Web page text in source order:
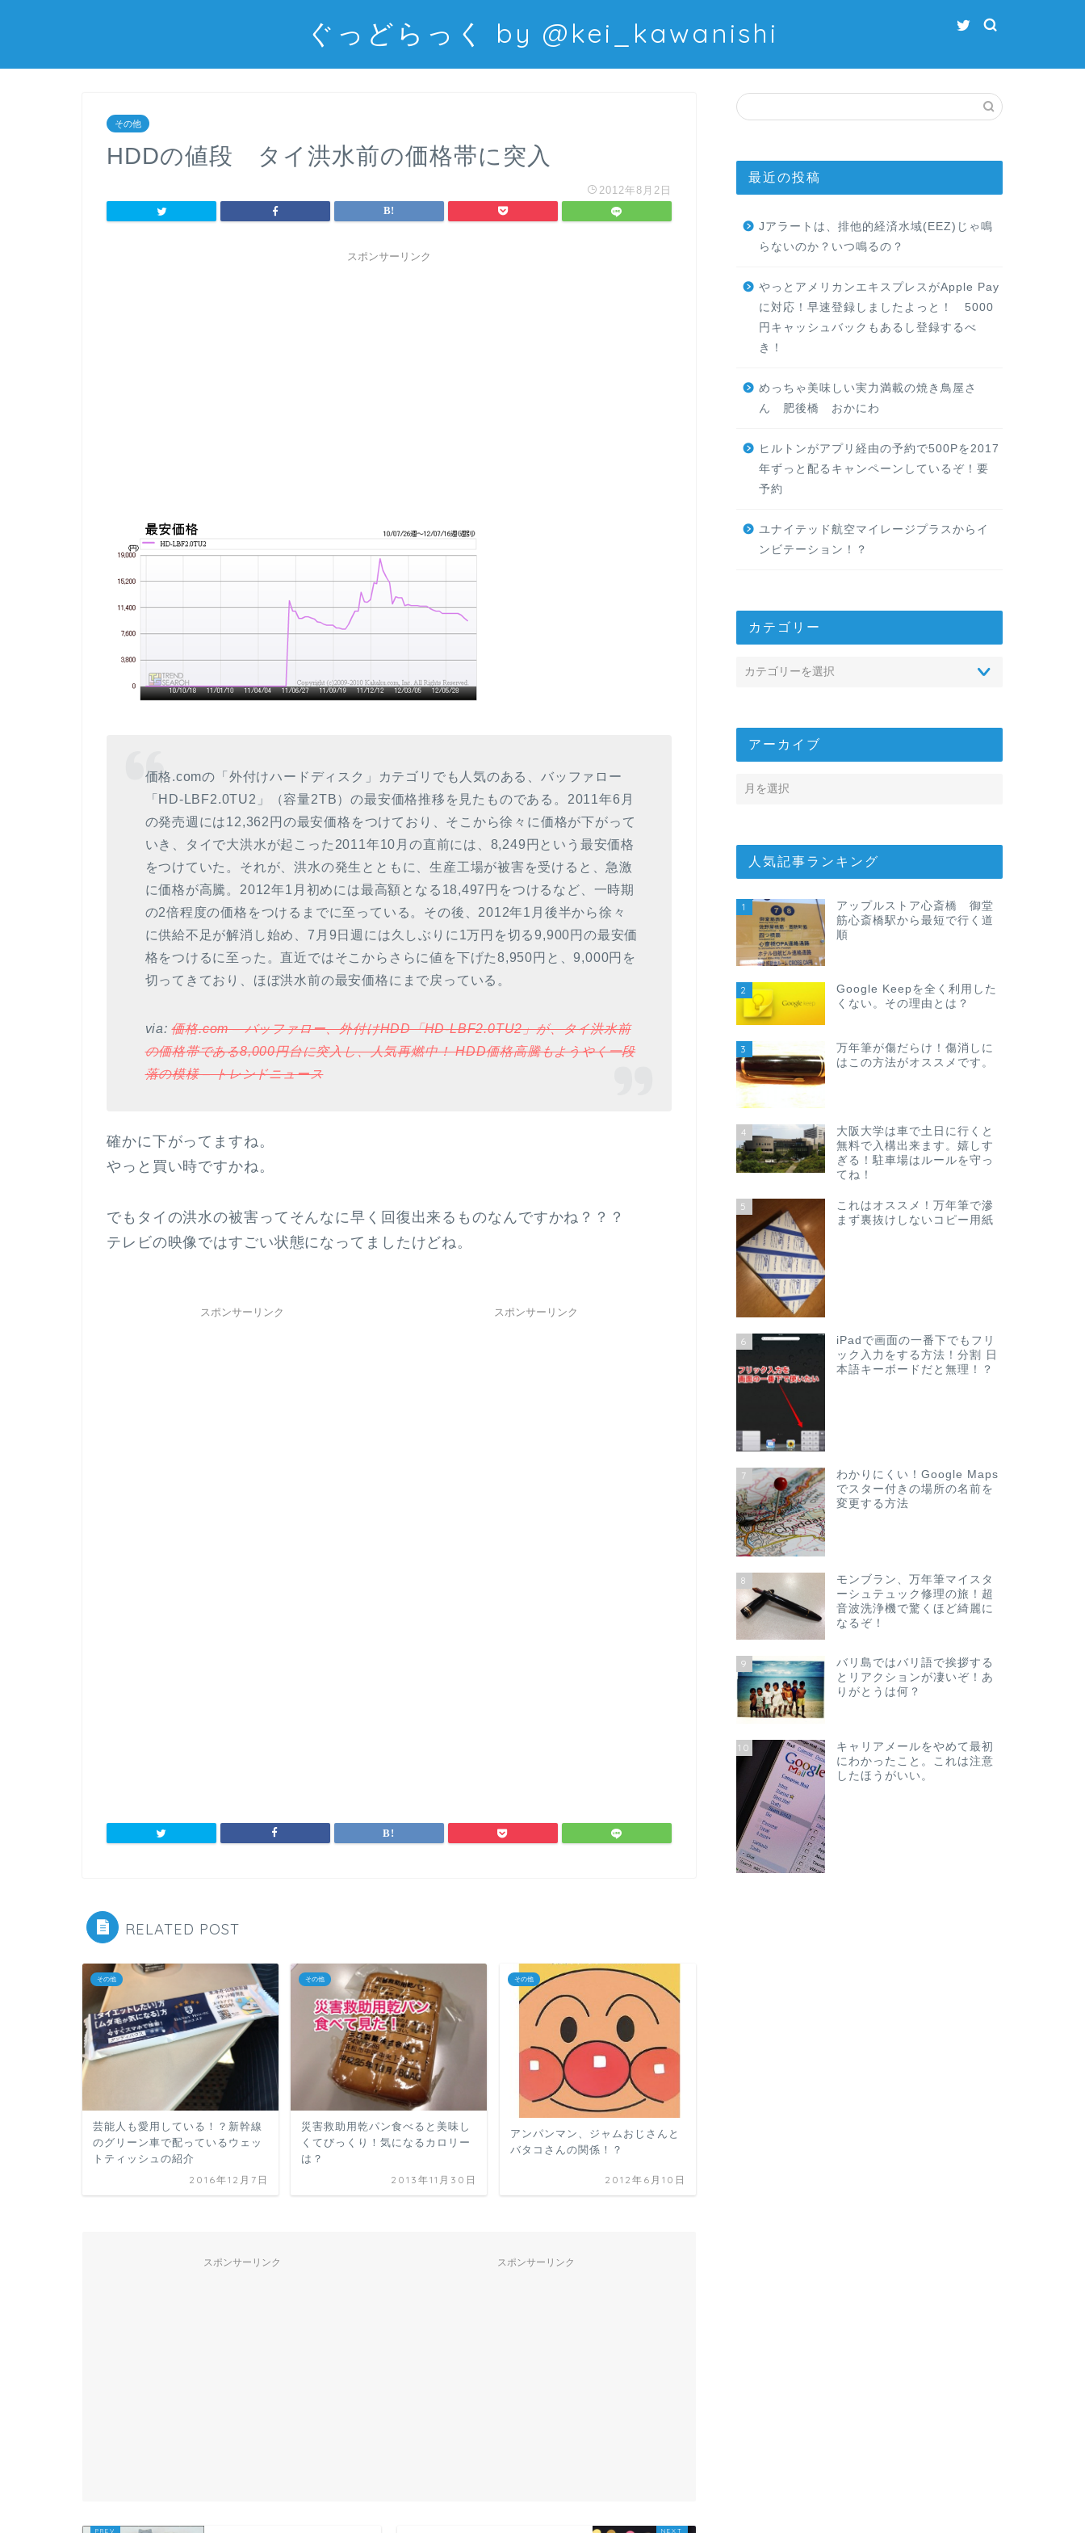
ぐっどらっく by @kei_kawanishi
その他
HDDの値段 タイ洪水前の価格帯に突入
2012年8月2日
スポンサーリンク
価格.comの「外付けハードディスク」カテゴリでも人気のある、バッファロー
「HD-LBF2.0TU2」（容量2TB）の最安価格推移を見たものである。2011年6月
の発売週には12,362円の最安価格をつけており、そこから徐々に価格が下がって
いき、タイで大洪水が起こった2011年10月の直前には、8,249円という最安価格
をつけていた。それが、洪水の発生とともに、生産工場が被害を受けると、急激
に価格が高騰。2012年1月初めには最高額となる18,497円をつけるなど、一時期
の2倍程度の価格をつけるまでに至っている。その後、2012年1月後半から徐々
に供給不足が解消し始め、7月9日週には久しぶりに1万円を切る9,900円の最安価
格をつけるに至った。直近ではそこからさらに値を下げた8,950円と、9,000円を
切ってきており、ほぼ洪水前の最安価格にまで戻っている。
via:価格.com – バッファロー、外付けHDD「HD-LBF2.0TU2」が、タイ洪水前
の価格帯である8,000円台に突入し、人気再燃中！ HDD価格高騰もようやく一段
落の模様 – トレンドニュース
確かに下がってますね。
やっと買い時ですかね。
でもタイの洪水の被害ってそんなに早く回復出来るものなんですかね？？？
テレビの映像ではすごい状態になってましたけどね。
スポンサーリンク スポンサーリンク
RELATED POST
その他
芸能人も愛用している！？新幹線
のグリーン車で配っているウェッ
トティッシュの紹介
2016年12月7日
その他
災害救助用乾パン食べると美味し
くてびっくり！気になるカロリー
は？
2013年11月30日
その他
アンパンマン、ジャムおじさんと
バタコさんの関係！？
2012年6月10日
スポンサーリンク スポンサーリンク
最近の投稿
Jアラートは、排他的経済水域(EEZ)じゃ鳴
らないのか？いつ鳴るの？
やっとアメリカンエキスプレスがApple Pay
に対応！早速登録しましたよっと！ 5000
円キャッシュバックもあるし登録するべ
き！
めっちゃ美味しい実力満載の焼き鳥屋さ
ん 肥後橋 おかにわ
ヒルトンがアプリ経由の予約で500Pを2017
年ずっと配るキャンペーンしているぞ！要
予約
ユナイテッド航空マイレージプラスからイ
ンビテーション！？
カテゴリー
アーカイブ
人気記事ランキング
1
アップルストア心斎橋 御堂
筋心斎橋駅から最短で行く道
順
2
Google Keepを全く利用した
くない。その理由とは？
3
万年筆が傷だらけ！傷消しに
はこの方法がオススメです。
4
大阪大学は車で土日に行くと
無料で入構出来ます。嬉しす
ぎる！駐車場はルールを守っ
てね！
5
これはオススメ！万年筆で滲
まず裏抜けしないコピー用紙
6
iPadで画面の一番下でもフリ
ック入力をする方法！分割 日
本語キーボードだと無理！？
7
わかりにくい！Google Maps
でスター付きの場所の名前を
変更する方法
8
モンブラン、万年筆マイスタ
ーシュテュック修理の旅！超
音波洗浄機で驚くほど綺麗に
なるぞ！
9
バリ島ではバリ語で挨拶する
とリアクションが凄いぞ！あ
りがとうは何？
10
キャリアメールをやめて最初
にわかったこと。これは注意
したほうがいい。